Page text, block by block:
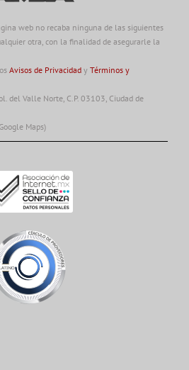
web no recaba ninguna de las siguientes
otra, con la finalidad de asegurarle la
Avisos de Privacidad y Términos y
del Valle Norte, C.P. 03103, Ciudad de
Maps)